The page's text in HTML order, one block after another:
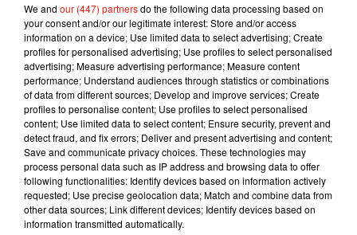
Musique
RÜFÜS DU SOL annonce un nouvel
album après sa tournée mondiale
Angèle et Amélie Lens dévoilent leur
collaboration tant attendue
We and our (447) partnersdo the following data processing based on
your consent and/or our legitimate interest: Store and/or access
information on a device; Use limited data to select advertising; Create
profiles for personalised advertising; Use profiles to select personalised
advertising; Measure advertising performance; Measure content
performance; Understand audiences through statistics or combinations
of data from different sources; Develop and improve services; Create
profiles to personalise content; Use profiles to select personalised
content; Use limited data to select content; Ensure security, prevent and
detect fraud, and fix errors; Deliver and present advertising and content;
Save and communicate privacy choices. These technologies may
process personal data such as IP address and browsing data to offer
following functionalities: Identify devices based on information actively
requested; Use precise geolocation data; Match and combine data from
other data sources; Link different devices; Identify devices based on
information transmitted automatically.